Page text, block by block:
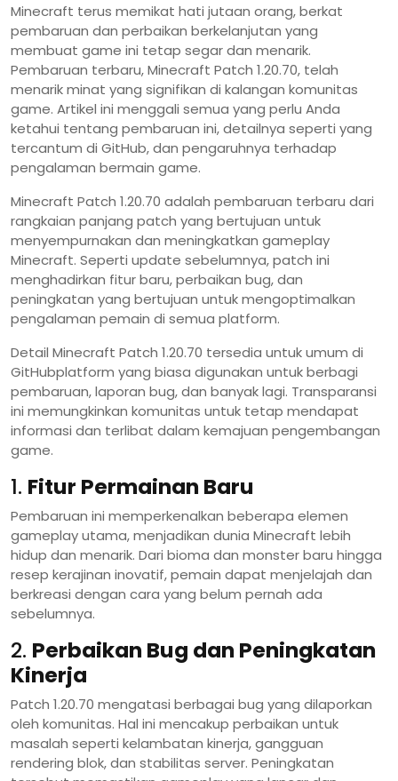
Minecraft terus memikat hati jutaan orang, berkat
pembaruan dan perbaikan berkelanjutan yang
membuat game ini tetap segar dan menarik.
Pembaruan terbaru, Minecraft Patch 1.20.70, telah
menarik minat yang signifikan di kalangan komunitas
game. Artikel ini menggali semua yang perlu Anda
ketahui tentang pembaruan ini, detailnya seperti yang
tercantum di GitHub, dan pengaruhnya terhadap
pengalaman bermain game.
Minecraft Patch 1.20.70 adalah pembaruan terbaru dari
rangkaian panjang patch yang bertujuan untuk
menyempurnakan dan meningkatkan gameplay
Minecraft. Seperti update sebelumnya, patch ini
menghadirkan fitur baru, perbaikan bug, dan
peningkatan yang bertujuan untuk mengoptimalkan
pengalaman pemain di semua platform.
Detail Minecraft Patch 1.20.70 tersedia untuk umum di
GitHubplatform yang biasa digunakan untuk berbagi
pembaruan, laporan bug, dan banyak lagi. Transparansi
ini memungkinkan komunitas untuk tetap mendapat
informasi dan terlibat dalam kemajuan pengembangan
game.
1. Fitur Permainan Baru
Pembaruan ini memperkenalkan beberapa elemen
gameplay utama, menjadikan dunia Minecraft lebih
hidup dan menarik. Dari bioma dan monster baru hingga
resep kerajinan inovatif, pemain dapat menjelajah dan
berkreasi dengan cara yang belum pernah ada
sebelumnya.
2. Perbaikan Bug dan Peningkatan
Kinerja
Patch 1.20.70 mengatasi berbagai bug yang dilaporkan
oleh komunitas. Hal ini mencakup perbaikan untuk
masalah seperti kelambatan kinerja, gangguan
rendering blok, dan stabilitas server. Peningkatan